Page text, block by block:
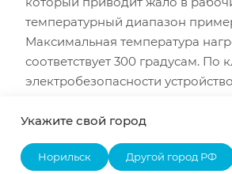
температурный диапазон
Максимальная температура
соответствует 300 градусам. По
электробезопасности
характеристики REXANT ПД
ручк. ЭПСН 12-0265 Тип
Мощность, Вт 65
Укажите свой город
Норильск Другой город РФ